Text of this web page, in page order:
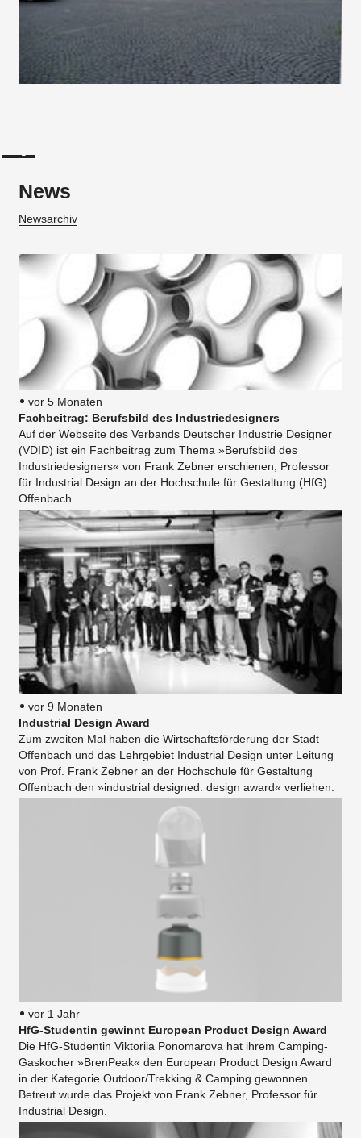
News
Newsarchiv
vor 5 Monaten
Fachbeitrag: Berufsbild des Industriedesigners
Auf der Webseite des Verbands Deutscher Industrie Designer
(VDID) ist ein Fachbeitrag zum Thema »Berufsbild des
Industriedesigners« von Frank Zebner erschienen, Professor
für Industrial Design an der Hochschule für Gestaltung (HfG)
Offenbach.
vor 9 Monaten
Industrial Design Award
Zum zweiten Mal haben die Wirtschaftsförderung der Stadt
Offenbach und das Lehrgebiet Industrial Design unter Leitung
von Prof. Frank Zebner an der Hochschule für Gestaltung
Offenbach den »industrial designed. design award« verliehen.
vor 1 Jahr
HfG-Studentin gewinnt European Product Design Award
Die HfG-Studentin Viktoriia Ponomarova hat ihrem Camping-
Gaskocher »BrenPeak« den European Product Design Award
in der Kategorie Outdoor/Trekking & Camping gewonnen.
Betreut wurde das Projekt von Frank Zebner, Professor für
Industrial Design.